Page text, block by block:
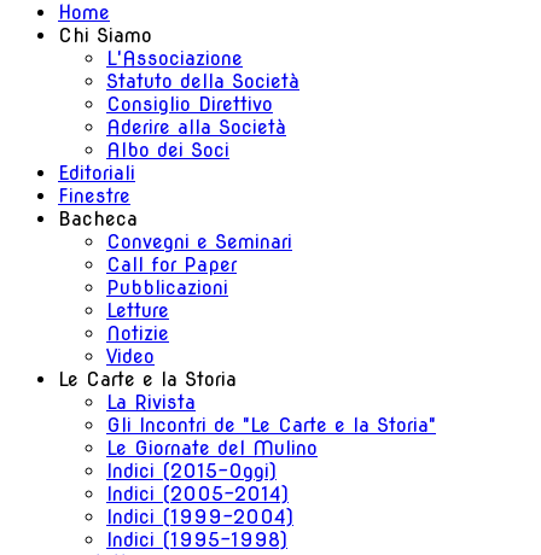
Home
Chi Siamo
L'Associazione
Statuto della Società
Consiglio Direttivo
Aderire alla Società
Albo dei Soci
Editoriali
Finestre
Bacheca
Convegni e Seminari
Call for Paper
Pubblicazioni
Letture
Notizie
Video
Le Carte e la Storia
La Rivista
Gli Incontri de "Le Carte e la Storia"
Le Giornate del Mulino
Indici (2015-Oggi)
Indici (2005-2014)
Indici (1999-2004)
Indici (1995-1998)